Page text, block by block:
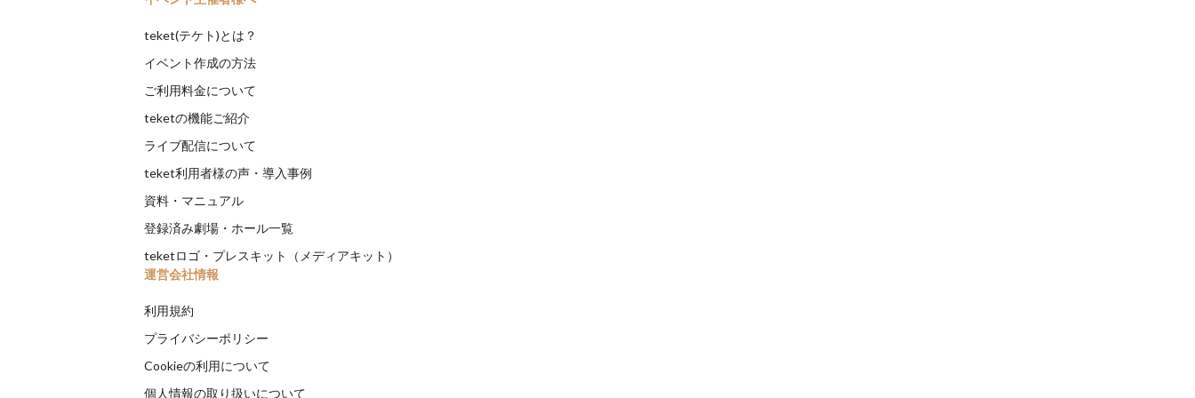
teket(テケト)とは？
イベント作成の方法
ご利用料金について
teketの機能ご紹介
ライブ配信について
teket利用者様の声・導入事例
資料・マニュアル
登録済み劇場・ホール一覧
teketロゴ・プレスキット（メディアキット）
運営会社情報
利用規約
プライバシーポリシー
Cookieの利用について
個人情報の取り扱いについて